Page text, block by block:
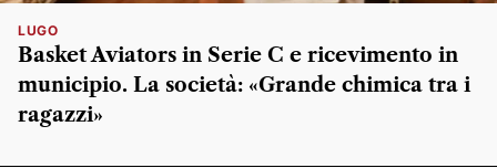
LUGO
Basket Aviators in Serie C e ricevimento in
municipio. La società: «Grande chimica tra i
ragazzi»